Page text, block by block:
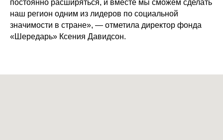
постоянно расширяться, и вместе мы сможем сделать
наш регион одним из лидеров по социальной
значимости в стране», — отметила директор фонда
«Шередарь» Ксения Давидсон.